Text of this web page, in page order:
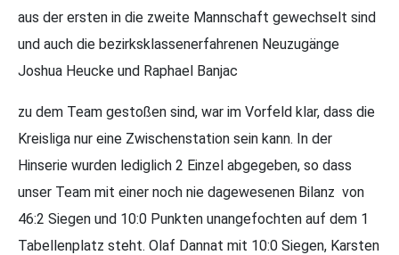
aus der ersten in die zweite Mannschaft gewechselt sind
und auch die bezirksklassenerfahrenen Neuzugänge
Joshua Heucke und Raphael Banjac
zu dem Team gestoßen sind, war im Vorfeld klar, dass die
Kreisliga nur eine Zwischenstation sein kann. In der
Hinserie wurden lediglich 2 Einzel abgegeben, so dass
unser Team mit einer noch nie dagewesenen Bilanz von
46:2 Siegen und 10:0 Punkten unangefochten auf dem 1
Tabellenplatz steht. Olaf Dannat mit 10:0 Siegen, Karsten